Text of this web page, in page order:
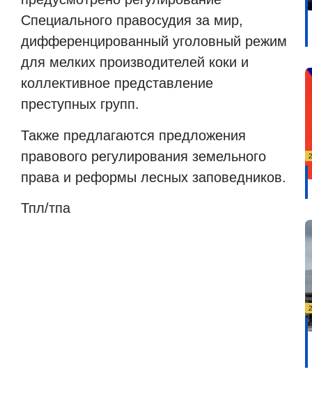
Специального правосудия за мир,
дифференцированный уголовный режим
для мелких производителей коки и
коллективное представление
преступных групп.
Также предлагаются предложения
правового регулирования земельного
права и реформы лесных заповедников.
Тпл/тпа